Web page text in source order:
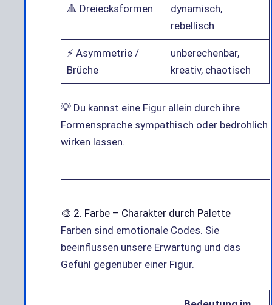
🔺 Dreiecksformen
dynamisch,
rebellisch
⚡ Asymmetrie /
Brüche
unberechenbar,
kreativ, chaotisch
💡 Du kannst eine Figur allein durch ihre
Formensprache sympathisch oder bedrohlich
wirken lassen.
🎨 2. Farbe – Charakter durch Palette
Farben sind emotionale Codes. Sie
beeinflussen unsere Erwartung und das
Gefühl gegenüber einer Figur.